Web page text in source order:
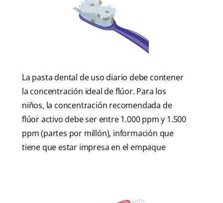
La pasta dental de uso diario debe contener
la concentración ideal de flúor. Para los
niños, la concentración recomendada de
flúor activo debe ser entre 1.000 ppm y 1.500
ppm (partes por millón), información que
tiene que estar impresa en el empaque